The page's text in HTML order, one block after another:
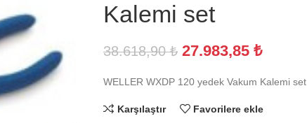
Kalemi set
38.618,90₺ 27.983,85 ₺
WELLER WXDP 120 yedek Vakum Kalemi set
Karşılaştır Favorilere ekle